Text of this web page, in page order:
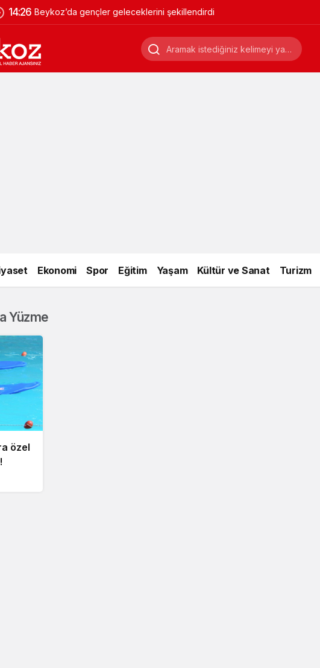
14:26 Beykoz’da gençler geleceklerini şekillendirdi
Ekonomi Spor Eğitim Yaşam Kültür ve Sanat Turizm
Yüzme
özel